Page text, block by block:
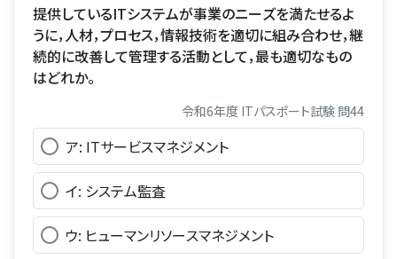
提供しているITシステムが事業のニーズを満たせるよ
うに，人材，プロセス，情報技術を適切に組み合わせ，継
続的に改善して管理する活動として，最も適切なもの
はどれか。
令和6年度 ITパスポート試験 問44
ア: ITサービスマネジメント
イ: システム監査
ウ: ヒューマンリソースマネジメント